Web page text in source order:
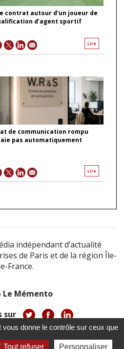
contrat autour d’un joueur de
d’agent sportif
Lire
de communication rompu
pas automatiquement
Lire
indépendant d’actualité
de Paris et de la région Île-
France.
Le Mémento
sur
donne le contrôle sur ceux que
Tout refuser Personnaliser